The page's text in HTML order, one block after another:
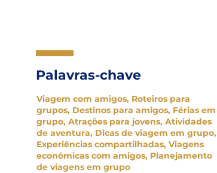
Palavras-chave
Viagem com amigos, Roteiros para
grupos, Destinos para amigos, Férias em
grupo, Atrações para jovens, Atividades
de aventura, Dicas de viagem em grupo,
Experiências compartilhadas, Viagens
econômicas com amigos, Planejamento
de viagens em grupo